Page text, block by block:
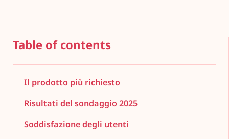
Table of contents
Il prodotto più richiesto
Risultati del sondaggio 2025
Soddisfazione degli utenti